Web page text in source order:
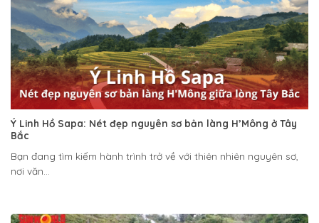
Ý Linh Hồ Sapa: Nét đẹp nguyên sơ bản làng H’Mông ở Tây
Bắc
Bạn đang tìm kiếm hành trình trở về với thiên nhiên nguyên sơ,
nơi văn...